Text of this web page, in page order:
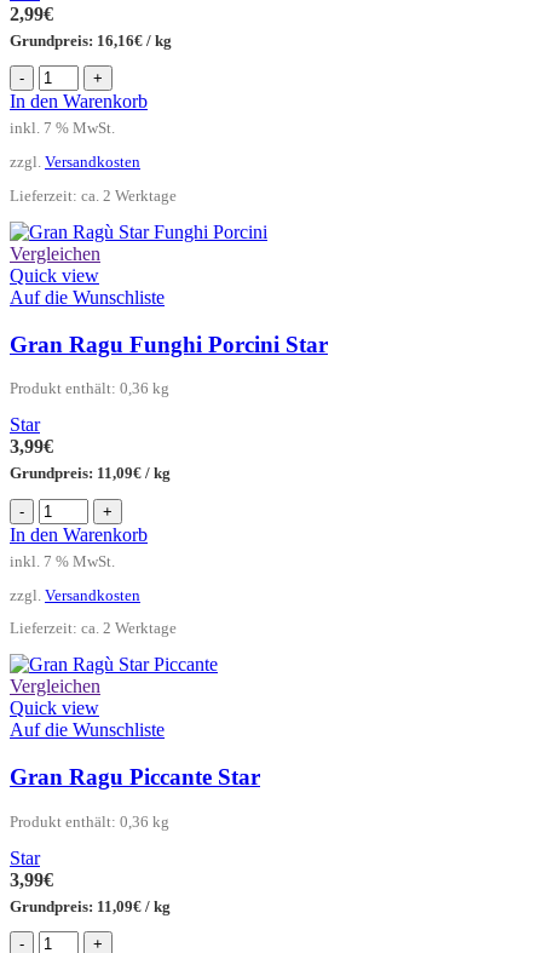
2,99€
Grundpreis: 16,16€ / kg
-
Pesto
Carciofi
Noci
Menge
+
In den Warenkorb
inkl. 7 % MwSt.
zzgl. Versandkosten
Lieferzeit: ca. 2 Werktage
Vergleichen
Quick view
Auf die Wunschliste
Gran Ragu Funghi Porcini Star
Produkt enthält: 0,36 kg
Star
3,99€
Grundpreis: 11,09€ / kg
-
Gran
Ragu
Funghi
Porcini
Star
+
In den Warenkorb
inkl. 7 % MwSt.
zzgl. Versandkosten
Lieferzeit: ca. 2 Werktage
Vergleichen
Quick view
Auf die Wunschliste
Gran Ragu Piccante Star
Produkt enthält: 0,36 kg
Star
3,99€
Grundpreis: 11,09€ / kg
-
Gran
+